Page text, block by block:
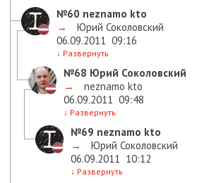
№60 neznamo kto
→
Юрий Соколовский
06.09.2011 09:16
↓ Развернуть
№68 Юрий Соколовский
→
neznamo kto
06.09.2011 09:48
↓ Развернуть
№69 neznamo kto
→
Юрий Соколовский
06.09.2011 10:12
↓ Развернуть